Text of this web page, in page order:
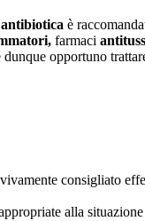
è
farmaci
dunque opportuno
consigliato
alla